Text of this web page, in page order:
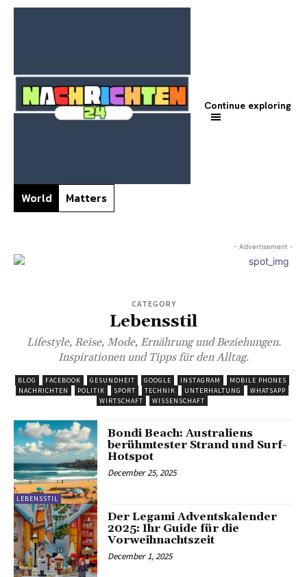
World Matters
Continue exploring
- Advertisement -
CATEGORY
Lebensstil
Lifestyle, Reise, Mode, Ernährung und Beziehungen.
Inspirationen und Tipps für den Alltag.
BLOG FACEBOOK GESUNDHEIT GOOGLE INSTAGRAM
MOBILE PHONES
NACHRICHTEN
POLITIK SPORT TECHNIK UNTERHALTUNG
WHATSAPP
WIRTSCHAFT
WISSENSCHAFT
LEBENSSTIL
Bondi Beach: Australiens
berühmtester Strand und Surf-
Hotspot
December 25, 2025
Der Legami Adventskalender
2025: Ihr Guide für die
Vorweihnachtszeit
December 1, 2025